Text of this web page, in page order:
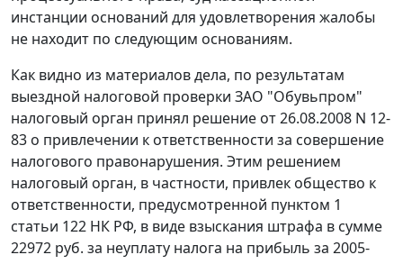
инстанции оснований для удовлетворения жалобы
не находит по следующим основаниям.
Как видно из материалов дела, по результатам
выездной налоговой проверки ЗАО "Обувьпром"
налоговый орган принял решение от 26.08.2008 N 12-
83 о привлечении к ответственности за совершение
налогового правонарушения. Этим решением
налоговый орган, в частности, привлек общество к
ответственности, предусмотренной пунктом 1
статьи 122 НК РФ, в виде взыскания штрафа в сумме
22972 руб. за неуплату налога на прибыль за 2005-